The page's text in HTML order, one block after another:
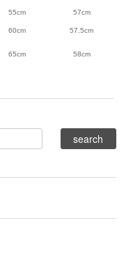
55cm 57cm
60cm 57.5cm
65cm 58cm